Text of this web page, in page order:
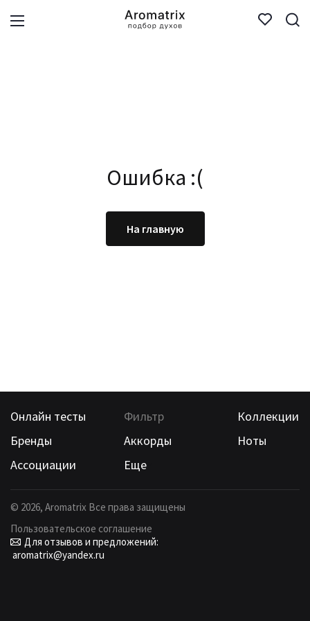
Ошибка :(
На главную
Онлайн тесты Фильтр
Коллекции
Бренды
Аккорды
Ноты
Ассоциации
Еще
© 2026, Aromatrix Все права защищены
Пользовательское соглашение
Для отзывов и предложений:
aromatrix@yandex.ru